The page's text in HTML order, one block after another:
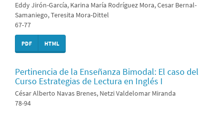
Eddy Jirón-García, Karina María Rodríguez Mora, Cesar Bernal-
Samaniego, Teresita Mora-Dittel
67-77
PDF HTML
Pertinencia de la Enseñanza Bimodal: El caso del
Curso Estrategias de Lectura en Inglés I
César Alberto Navas Brenes, Netzi Valdelomar Miranda
78-94